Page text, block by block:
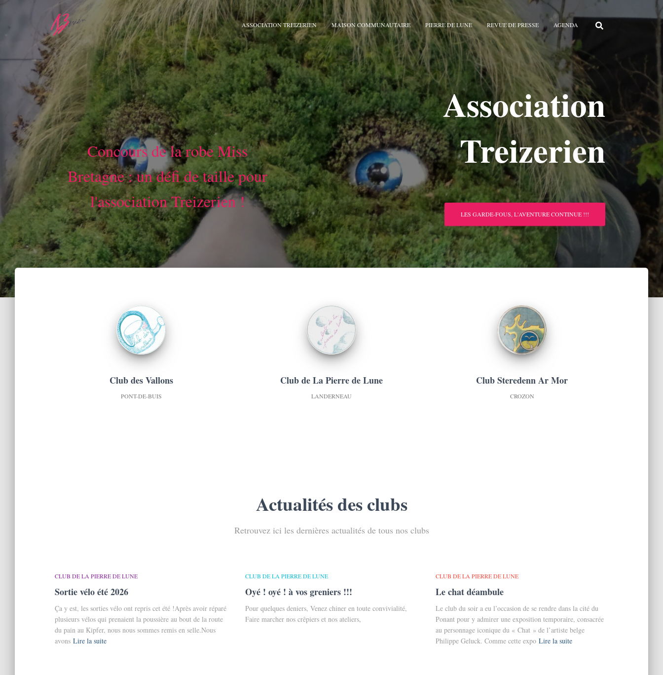
ASSOCIATION TREIZERIEN MAISON COMMUNAUTAIRE PIERRE DE LUNE REVUE DE PRESSE AGENDA
Concours de la robe Miss
Bretagne : un défi de taille pour
l'association Treizerien !
Association
Treizerien
LES GARDE-FOUS, L'AVENTURE CONTINUE !!!
Club des Vallons
PONT-DE-BUIS
Club de La Pierre de Lune
LANDERNEAU
Club Steredenn Ar Mor
CROZON
Actualités des clubs
Retrouvez ici les dernières actualités de tous nos clubs
CLUB DE LA PIERRE DE LUNE
Sortie vélo été 2026
Ça y est, les sorties vélo ont repris cet été !Après avoir réparé
plusieurs vélos qui prenaient la poussière au bout de la route
du pain au Kipfer, nous nous sommes remis en selle.Nous
avons Lire la suite
CLUB DE LA PIERRE DE LUNE
Oyé ! oyé ! à vos greniers !!!
Pour quelques deniers, Venez chiner en toute convivialité,
Faire marcher nos crêpiers et nos ateliers,
CLUB DE LA PIERRE DE LUNE
Le chat déambule
Le club du soir a eu l’occasion de se rendre dans la cité du
Ponant pour y admirer une exposition temporaire, consacrée
au personnage iconique du « Chat » de l’artiste belge
Philippe Geluck. Comme cette expo Lire la suite